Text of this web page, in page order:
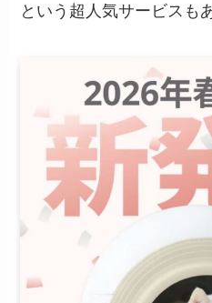
という超人気サービスも